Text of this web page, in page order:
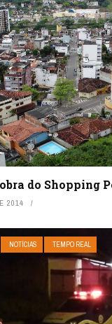
do Shopping
2014
NOTÍCIAS TEMPO REAL